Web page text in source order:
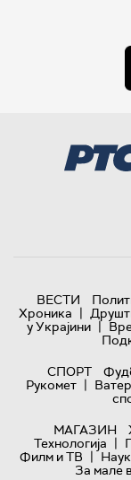
ВЕСТИ
Хроника |
у Украјини |
СПОРТ
Рукомет |
МАГАЗИН
Технологијa |
Филм и ТВ |
За мале